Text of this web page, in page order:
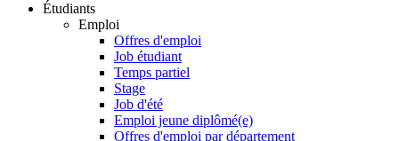
Étudiants
Emploi
Offres d'emploi
Job étudiant
Temps partiel
Stage
Job d'été
Emploi jeune diplômé(e)
Offres d'emploi par département